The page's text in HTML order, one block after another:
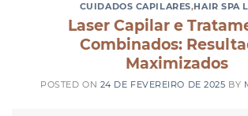
CUIDADOS CAPILARES,HAIR SPA
Laser Capilar e
Combinados:
Maximizados
POSTED ON 24 DE FEVEREIRO DE 2025 BY